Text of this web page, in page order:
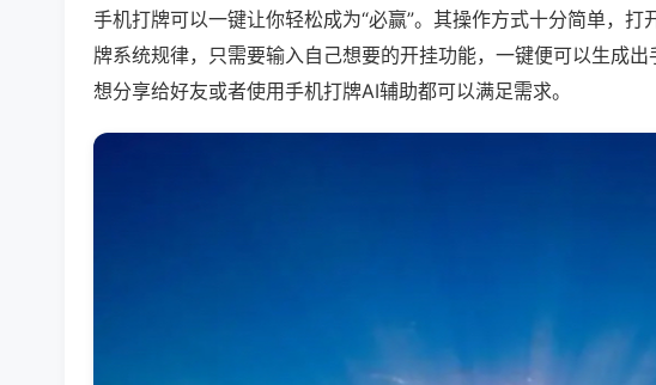
手机打牌可以一键让你轻松成为“必赢”。其操作方式十分简单，
牌系统规律，只需要输入自己想要的开挂功能，一键便可以生成
想分享给好友或者使用手机打牌AI辅助都可以满足需求。